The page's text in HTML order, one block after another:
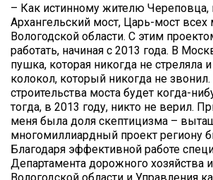
– Как истинному жителю Череповца,
Архангельский мост, Царь-мост всех
Вологодской области. С этим
работать, начиная с 2013 года. В
пушка, которая никогда не стреляла
колокол, который никогда не звонил.
строительства моста будет когда-
тогда, в 2013 году, никто не верил.
меня была доля скептицизма –
многомиллиардный проект региону
Благодаря эффективной работе
Департамента дорожного хозяйства
Вологодской области и Управления